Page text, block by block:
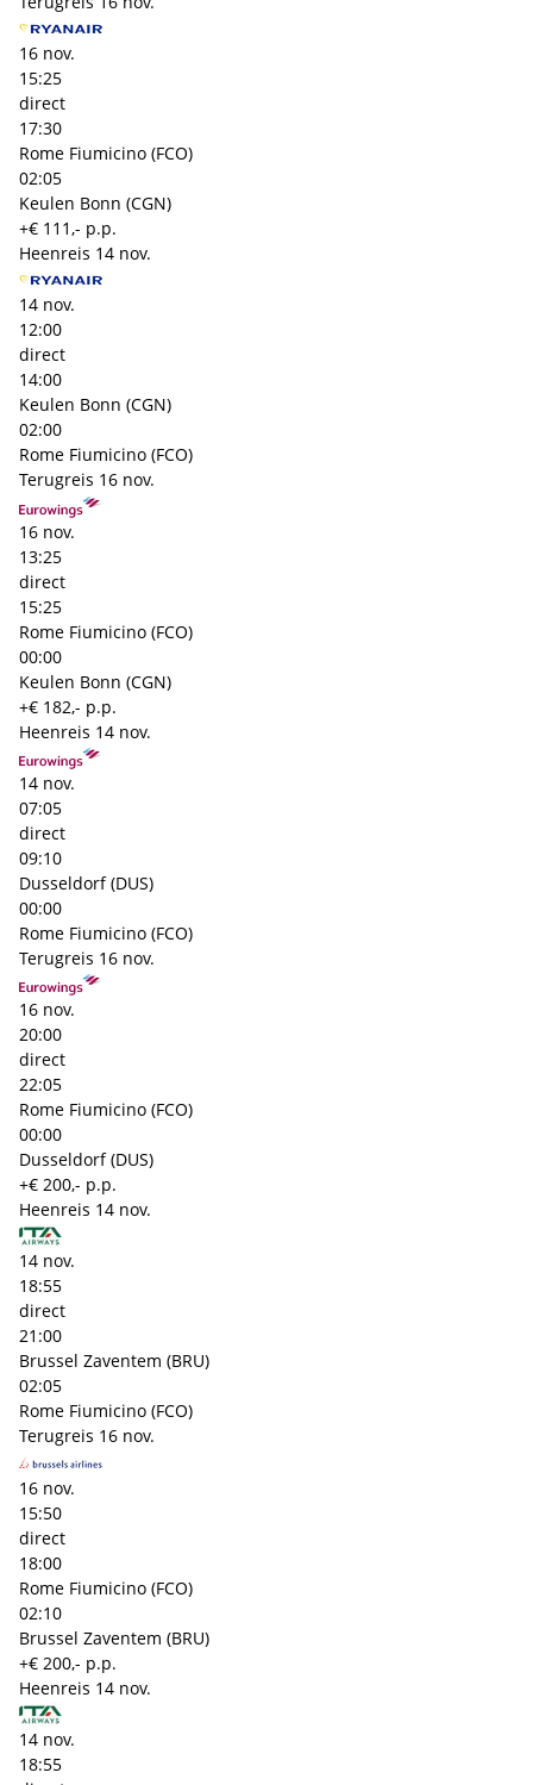
16 nov.
15:25
direct
17:30
Rome Fiumicino (FCO)
02:05
Keulen Bonn (CGN)
+€ 111,- p.p.
Heenreis 14 nov.
14 nov.
12:00
direct
14:00
Keulen Bonn (CGN)
02:00
Rome Fiumicino (FCO)
Terugreis 16 nov.
16 nov.
13:25
direct
15:25
Rome Fiumicino (FCO)
00:00
Keulen Bonn (CGN)
+€ 182,- p.p.
Heenreis 14 nov.
14 nov.
07:05
direct
09:10
Dusseldorf (DUS)
00:00
Rome Fiumicino (FCO)
Terugreis 16 nov.
16 nov.
20:00
direct
22:05
Rome Fiumicino (FCO)
00:00
Dusseldorf (DUS)
+€ 200,- p.p.
Heenreis 14 nov.
14 nov.
18:55
direct
21:00
Brussel Zaventem (BRU)
02:05
Rome Fiumicino (FCO)
Terugreis 16 nov.
16 nov.
15:50
direct
18:00
Rome Fiumicino (FCO)
02:10
Brussel Zaventem (BRU)
+€ 200,- p.p.
Heenreis 14 nov.
14 nov.
18:55